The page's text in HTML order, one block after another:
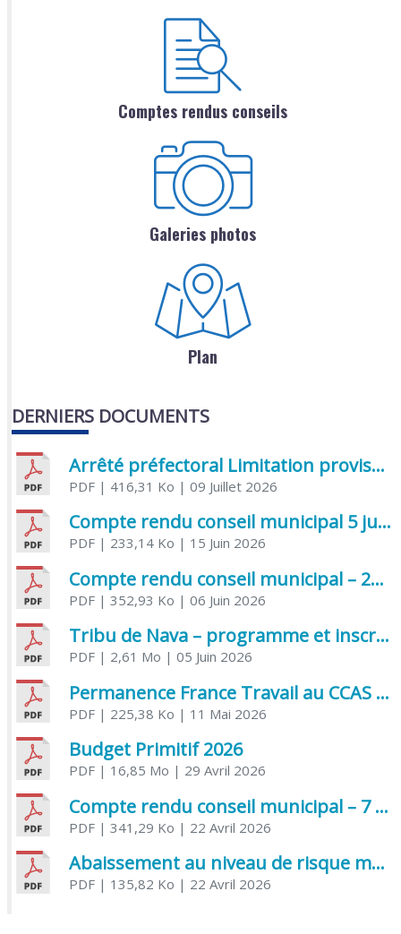
Comptes rendus conseils
Galeries photos
Plan
DERNIERS DOCUMENTS
Arrêté préfectoral Limitation provisoire des usages de l’eau
PDF| 416,31 Ko | 09 Juillet 2026
Compte rendu conseil municipal 5 juin 2026 sénatoriale
PDF| 233,14 Ko | 15 Juin 2026
Compte rendu conseil municipal – 21 avril 2026
PDF| 352,93 Ko | 06 Juin 2026
Tribu de Nava – programme et inscriptions été 2026
PDF| 2,61 Mo | 05 Juin 2026
Permanence France Travail au CCAS de Saujon Juin 2026
PDF| 225,38 Ko | 11 Mai 2026
Budget Primitif 2026
PDF| 16,85 Mo | 29 Avril 2026
Compte rendu conseil municipal – 7 avril 2026
PDF| 341,29 Ko | 22 Avril 2026
Abaissement au niveau de risque modéré de l’Influenza aviaire
PDF| 135,82 Ko | 22 Avril 2026